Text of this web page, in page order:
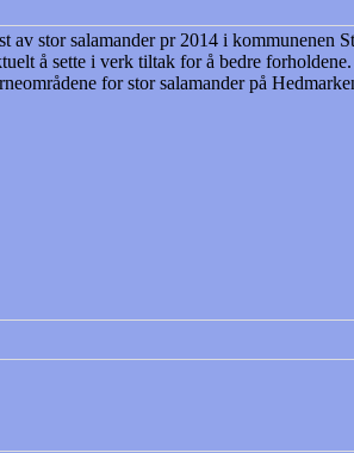
stor salamander pr 2014 i kommunenen
å sette i verk tiltak for å bedre
for stor salamander på